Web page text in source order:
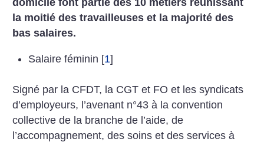
domicile font partie des 10 métiers réunissant
la moitié des travailleuses et la majorité des
bas salaires.
Salaire féminin [1]
Signé par la CFDT, la CGT et FO et les syndicats
d’employeurs, l’avenant n°43 à la convention
collective de la branche de l’aide, de
l’accompagnement, des soins et des services à